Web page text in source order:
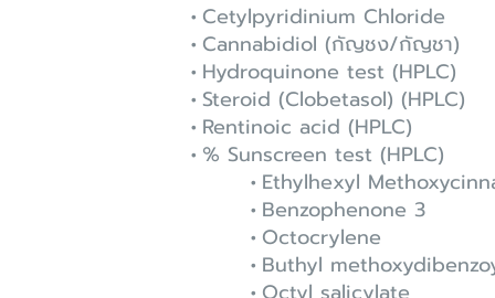
Cetylpyridinium Chloride
Cannabidiol (กัญชง/กัญชา)
Hydroquinone test (HPLC)
Steroid (Clobetasol) (HPLC)
Rentinoic acid (HPLC)
% Sunscreen test (HPLC)
Ethylhexyl
Benzophenone 3
Octocrylene
Buthyl